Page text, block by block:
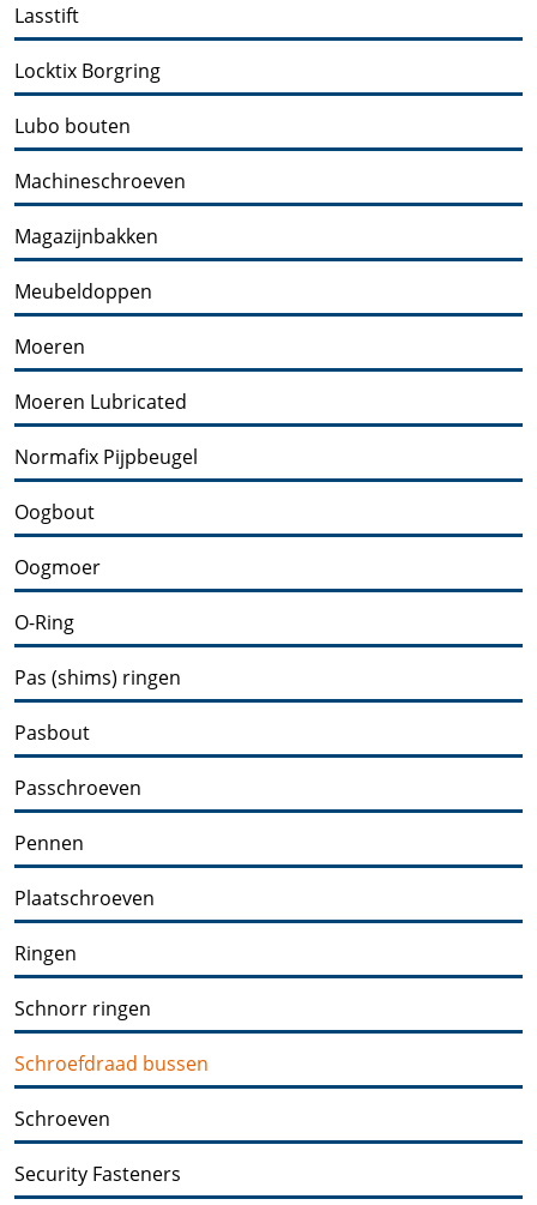
Lasstift
Locktix Borgring
Lubo bouten
Machineschroeven
Magazijnbakken
Meubeldoppen
Moeren
Moeren Lubricated
Normafix Pijpbeugel
Oogbout
Oogmoer
O-Ring
Pas (shims) ringen
Pasbout
Passchroeven
Pennen
Plaatschroeven
Ringen
Schnorr ringen
Schroefdraad bussen
Schroeven
Security Fasteners